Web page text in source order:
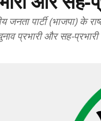
जनता पार्टी (भाजपा) के
प्रभारी और सह-